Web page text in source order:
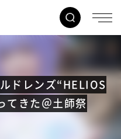
ドレンズ“HELIOS
てきた＠土師祭